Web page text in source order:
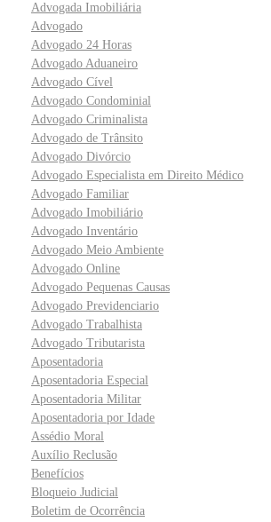
Advogada Imobiliária
Advogado
Advogado 24 Horas
Advogado Aduaneiro
Advogado Cível
Advogado Condominial
Advogado Criminalista
Advogado de Trânsito
Advogado Divórcio
Advogado Especialista em Direito Médico
Advogado Familiar
Advogado Imobiliário
Advogado Inventário
Advogado Meio Ambiente
Advogado Online
Advogado Pequenas Causas
Advogado Previdenciario
Advogado Trabalhista
Advogado Tributarista
Aposentadoria
Aposentadoria Especial
Aposentadoria Militar
Aposentadoria por Idade
Assédio Moral
Auxílio Reclusão
Benefícios
Bloqueio Judicial
Boletim de Ocorrência